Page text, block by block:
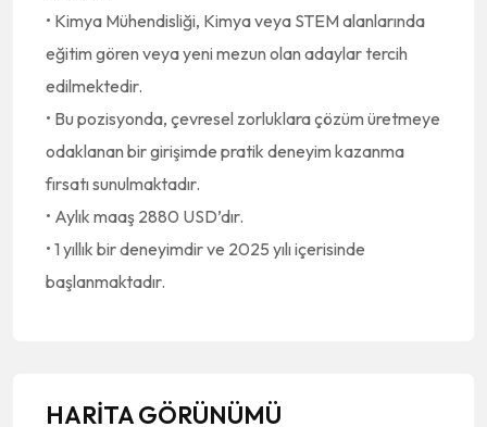
• Kimya Mühendisliği, Kimya veya STEM alanlarında
eğitim gören veya yeni mezun olan adaylar tercih
edilmektedir.
• Bu pozisyonda, çevresel zorluklara çözüm üretmeye
odaklanan bir girişimde pratik deneyim kazanma
fırsatı sunulmaktadır.
• Aylık maaş 2880 USD’dır.
• 1 yıllık bir deneyimdir ve 2025 yılı içerisinde
başlanmaktadır.
HARİTA GÖRÜNÜMÜ